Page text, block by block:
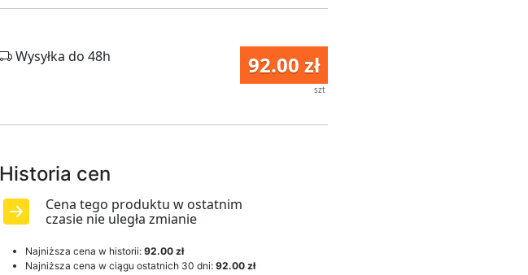
92.00 zł
szt
Wysyłka do 48h
Historia cen
Cena tego produktu w ostatnim
czasie nie uległa zmianie
Najniższa cena w historii: 92.00 zł
Najniższa cena w ciągu ostatnich 30 dni: 92.00 zł